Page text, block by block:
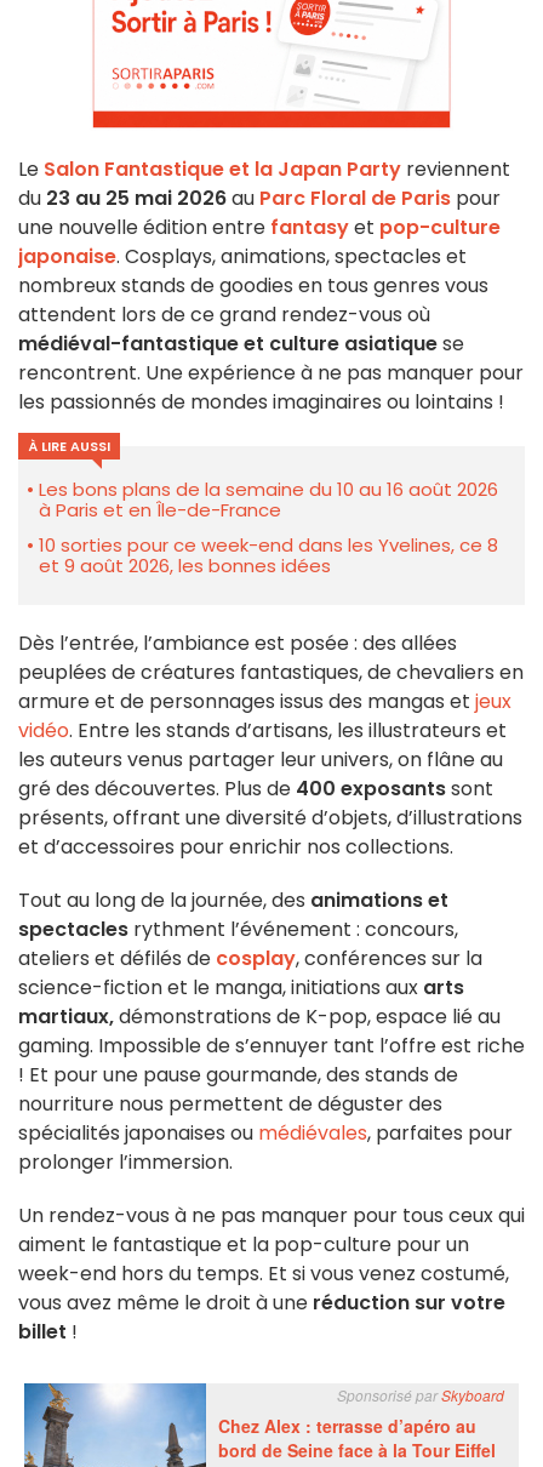
Le Salon Fantastique et la Japan Party reviennent
du 23 au 25 mai 2026au Parc Floral de Paris pour
une nouvelle édition entre fantasyet pop-culture
japonaise. Cosplays, animations, spectacles et
nombreux stands de goodies en tous genres vous
attendent lors de ce grand rendez-vous où
médiéval-fantastique et culture asiatiquese
rencontrent. Une expérience à ne pas manquer pour
les passionnés de mondes imaginaires ou lointains !
À LIRE AUSSI
Les bons plans de la semaine du 10 au 16 août 2026
à Paris et en Île-de-France
10 sorties pour ce week-end dans les Yvelines, ce 8
et 9 août 2026, les bonnes idées
Dès l’entrée, l’ambiance est posée : des allées
peuplées de créatures fantastiques, de chevaliers en
armure et de personnages issus des mangas et jeux
vidéo. Entre les stands d’artisans, les illustrateurs et
les auteurs venus partager leur univers, on flâne au
gré des découvertes. Plus de 400 exposantssont
présents, offrant une diversité d’objets, d’illustrations
et d’accessoires pour enrichir nos collections.
Tout au long de la journée, des animations et
spectacles rythment l’événement : concours,
ateliers et défilés de cosplay, conférences sur la
science-fiction et le manga, initiations aux arts
martiaux,démonstrations de K-pop, espace lié au
gaming. Impossible de s’ennuyer tant l’offre est riche
! Et pour une pause gourmande, des stands de
nourriture nous permettent de déguster des
spécialités japonaises ou médiévales, parfaites pour
prolonger l’immersion.
Un rendez-vous à ne pas manquer pour tous ceux qui
aiment le fantastique et la pop-culture pour un
week-end hors du temps. Et si vous venez costumé,
vous avez même le droit à une réduction sur votre
billet !